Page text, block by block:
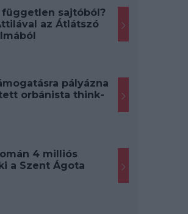
független sajtóból?
az Átlátszó
pályázna
orbánista think-
4 milliós
a Szent Ágota